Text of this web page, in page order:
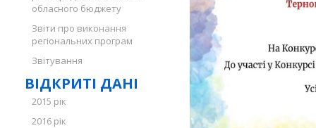
обласного бюджету
Звіти про виконання
регіональних програм
Звітування
ВІДКРИТІ ДАНІ
2015 рік
2016 рік